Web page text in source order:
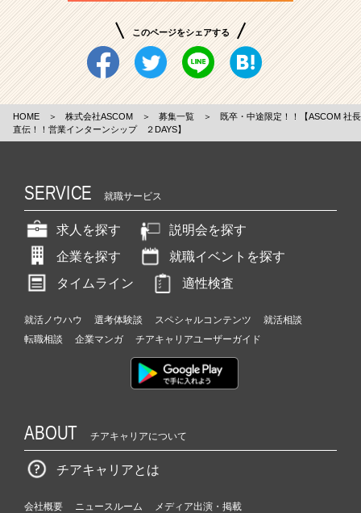
このページをシェアする
HOME ＞ 株式会社ASCOM ＞ 募集一覧 ＞
既卒・中途限定！！【ASCOM 社長
直伝！！営業インターンシップ ２DAYS】
SERVICE 就職サービス
求人を探す
説明会を探す
企業を探す
就職イベントを探す
タイムライン
適性検査
就活ノウハウ 選考体験談 スペシャルコンテンツ
就活相談
転職相談
企業マンガ チアキャリアユーザーガイド
ABOUT チアキャリアについて
チアキャリアとは
会社概要 ニュースルーム
メディア出演・掲載